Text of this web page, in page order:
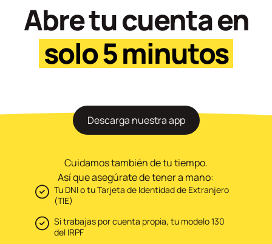
Abre tu cuenta en
solo 5 minutos
Descarga nuestra app
Cuidamos también de tu tiempo.
Así que asegúrate de tener a mano:
Tu DNI o tu Tarjeta de Identidad de Extranjero
(TIE)
Si trabajas por cuenta propia, tu modelo 130
del IRPF